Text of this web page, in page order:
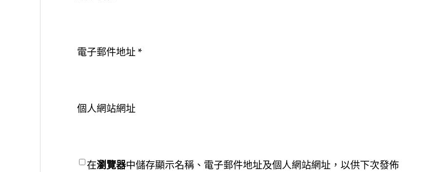
電子郵件地址 *
個人網站網址
在瀏覽器中儲存顯示名稱、電子郵件地址及個人網站網址，以供下次發佈